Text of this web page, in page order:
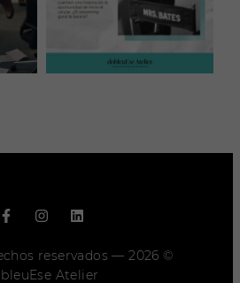
reservados — 2026 ©
Atelier